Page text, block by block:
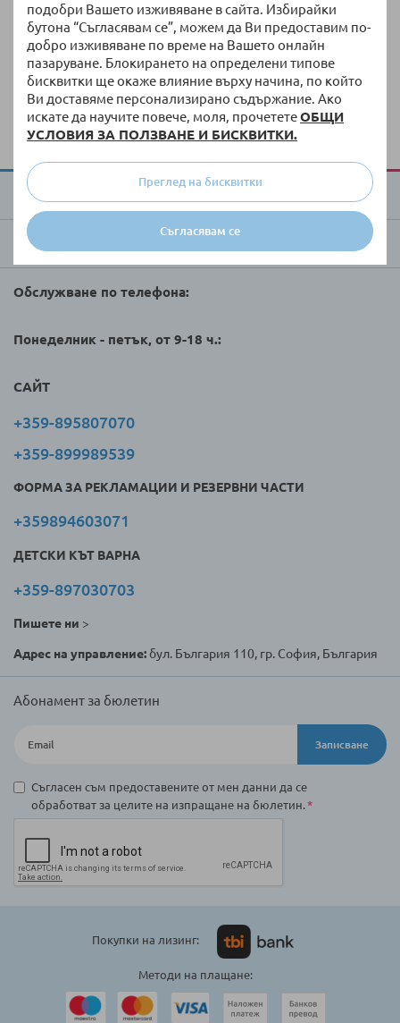
подобри Вашето изживяване в сайта. Избирайки
бутона “Съгласявам се”, можем да Ви предоставим по-
добро изживяване по време на Вашето онлайн
пазаруване. Блокирането на определени типове
бисквитки ще окаже влияние върху начина, по който
Ви доставяме персонализирано съдържание. Ако
искате да научите повече, моля, прочететеОБЩИ
УСЛОВИЯ ЗА ПОЛЗВАНЕ И БИСКВИТКИ.
Съгласявам се
Преглед на бисквитки
100 000 + артикула
Разнообразие от оригинални продукти винаги
на склад
Бърза доставка
Доставка до 3 работни дни на налична стока
За Raya Toys
Търговци и клиенти
Обслужване по телефона:
Понеделник - петък, от 9-18 ч.:
САЙТ
+359-895807070
+359-899989539
ФОРМА ЗА РЕКЛАМАЦИИ И РЕЗЕРВНИ ЧАСТИ
+359894603071
ДЕТСКИ КЪТ ВАРНА
+359-897030703
Пишете ни >
Адрес на управление:бул. България 110, гр. София, България
Абонамент за бюлетин
Записване
Съгласен съм предоставените от мен данни да се
обработват за целите на изпращане на бюлетин.
Покупки на лизинг:
Методи на плащане: